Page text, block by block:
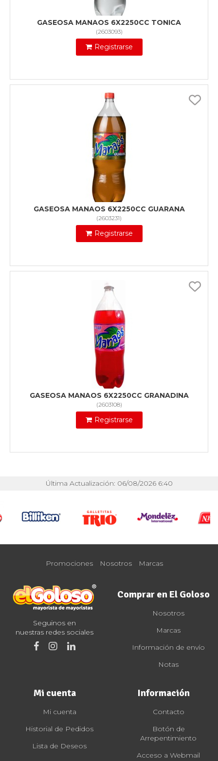
GASEOSA MANAOS 6X2250CC TONICA
(2603093)
Registrarse
GASEOSA MANAOS 6X2250CC GUARANA
(2603231)
Registrarse
GASEOSA MANAOS 6X2250CC GRANADINA
(2603108)
Registrarse
Última Actualización: 06/08/2026 6:40
Promociones Nosotros Marcas
Seguinos en
nuestras redes sociales
Comprar en El Goloso
Nosotros
Marcas
Información de envío
Notas
Mi cuenta
Mi cuenta
Historial de Pedidos
Lista de Deseos
Información
Contacto
Botón de
Arrepentimiento
Acceso a Webmail